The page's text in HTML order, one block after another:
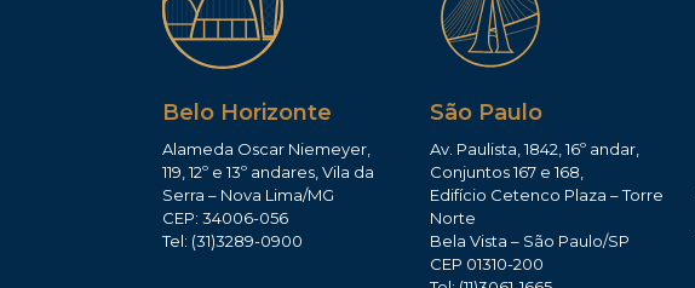
Belo Horizonte
Alameda Oscar Niemeyer,
119, 12º e 13º andares, Vila da
Serra – Nova Lima/MG
CEP: 34006-056
Tel: (31)3289-0900
São Paulo
Av. Paulista, 1842, 16º andar,
Conjuntos 167 e 168,
Edifício Cetenco Plaza – Torre
Norte
Bela Vista – São Paulo/SP
CEP 01310-200